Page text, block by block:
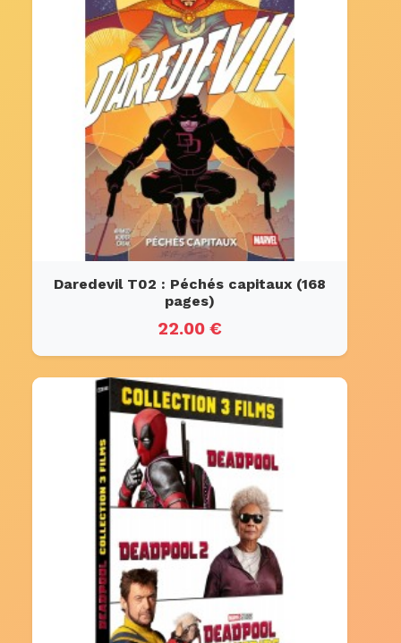
Daredevil T02 : Péchés capitaux (168
pages)
22.00 €